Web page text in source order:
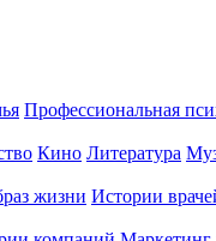
Профессиональная
Кино Литература
жизни Истории